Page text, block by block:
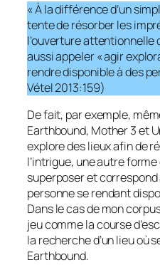
« À la différence d’un
tente de résorber les
l’ouverture attentionnelle
aussi appeler « agir
rendre disponible à des
Vétel 2013:159)
De fait, par exemple,
Earthbound, Mother 3 et
explore des lieux afin de
l’intrigue, une autre
superposer et
personne se rendant
Dans le cas de mon
jeu comme la course
la recherche d’un lieu où
Earthbound.